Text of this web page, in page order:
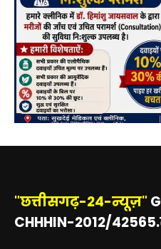
"छत्तीसगढ़-24-न्यूज़"
CHHHIN-2012/